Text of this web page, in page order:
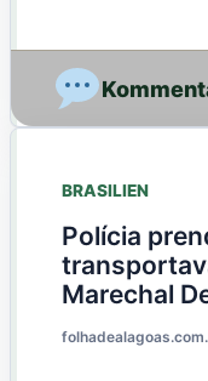
BRASILIEN
Polícia
Marechal